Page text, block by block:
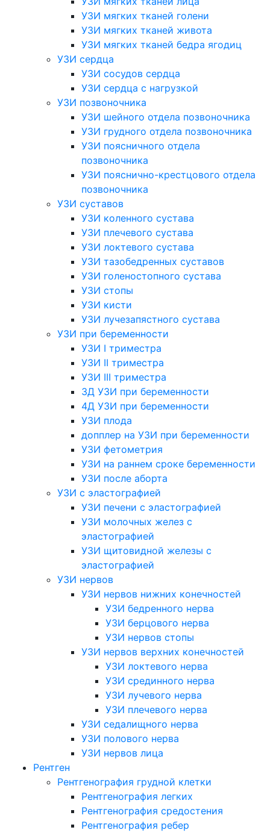
УЗИ мягких тканей голени
УЗИ мягких тканей живота
УЗИ мягких тканей бедра ягодиц
УЗИ сердца
УЗИ сосудов сердца
УЗИ сердца с нагрузкой
УЗИ позвоночника
УЗИ шейного отдела позвоночника
УЗИ грудного отдела позвоночника
УЗИ поясничного отдела
позвоночника
УЗИ пояснично-крестцового отдела
позвоночника
УЗИ суставов
УЗИ коленного сустава
УЗИ плечевого сустава
УЗИ локтевого сустава
УЗИ тазобедренных суставов
УЗИ голеностопного сустава
УЗИ стопы
УЗИ кисти
УЗИ лучезапястного сустава
УЗИ при беременности
УЗИ I триместра
УЗИ II триместра
УЗИ III триместра
3Д УЗИ при беременности
4Д УЗИ при беременности
УЗИ плода
допплер на УЗИ при беременности
УЗИ фетометрия
УЗИ на раннем сроке беременности
УЗИ после аборта
УЗИ с эластографией
УЗИ печени с эластографией
УЗИ молочных желез с
эластографией
УЗИ щитовидной железы с
эластографией
УЗИ нервов
УЗИ нервов нижних конечностей
УЗИ бедренного нерва
УЗИ берцового нерва
УЗИ нервов стопы
УЗИ нервов верхних конечностей
УЗИ локтевого нерва
УЗИ срединного нерва
УЗИ лучевого нерва
УЗИ плечевого нерва
УЗИ седалищного нерва
УЗИ полового нерва
УЗИ нервов лица
Рентген
Рентгенография грудной клетки
Рентгенография легких
Рентгенография средостения
Рентгенография ребер